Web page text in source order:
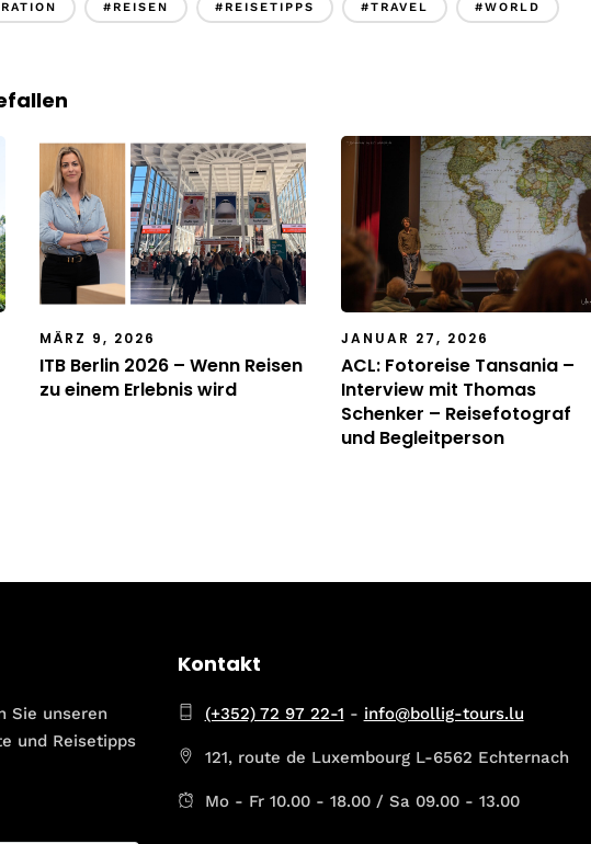
#REISEN #REISETIPPS #TRAVEL #WORLD
MÄRZ 9, 2026
ITB Berlin 2026 – Wenn Reisen
zu einem Erlebnis wird
JANUAR 27, 2026
ACL: Fotoreise Tansania –
Interview mit Thomas
Schenker – Reisefotograf
und Begleitperson
Sie unseren
und Reisetipps
Kontakt
(+352) 72 97 22-1 - info@bollig-tours.lu
121, route de Luxembourg L-6562 Echternach
Mo - Fr 10.00 - 18.00 / Sa 09.00 - 13.00